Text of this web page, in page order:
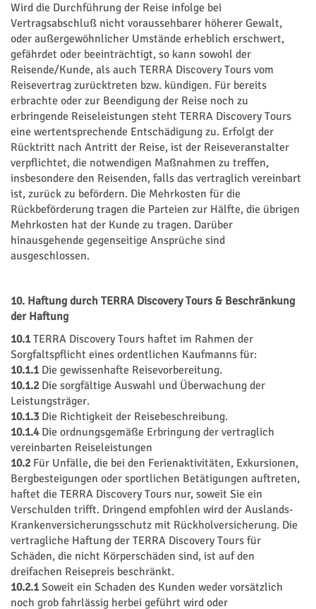
Wird die Durchführung der Reise infolge bei
Vertragsabschluß nicht voraussehbarer höherer Gewalt,
oder au­ßer­ge­wöhn­li­cher Umstände er­heb­lich erschwert,
gefährdet oder beeinträchtigt, so kann sowohl der
Reisende/Kunde, als auch TERRA Discovery Tours vom
Reisevertrag zurücktreten bzw. kündigen. Für bereits
erbrachte oder zur Beendigung der Reise noch zu
erbringende Reiseleistungen steht TERRA Discovery Tours
eine wertentsprechende Entschädigung zu. Erfolgt der
Rücktritt nach Antritt der Reise, ist der Reiseveranstalter
verpflichtet, die notwendigen Maßnahmen zu treffen,
insbesondere den Reisenden, falls das vertraglich vereinbart
ist, zurück zu befördern. Die Mehrkosten für die
Rückbeförderung tragen die Parteien zur Hälfte, die übrigen
Mehrkosten hat der Kunde zu tragen. Darüber
hinausgehende gegenseitige Ansprüche sind
ausgeschlossen.
10. Haftung durch TERRA Discovery Tours & Beschränkung
der Haftung
10.1TERRA Discovery Tours haftet im Rahmen der
Sorgfaltspflicht eines ordentlichen Kaufmanns für:
10.1.1Die gewissenhafte Reisevorbereitung.
10.1.2Die sorgfältige Auswahl und Überwachung der
Leistungsträger.
10.1.3Die Richtigkeit der Reisebeschreibung.
10.1.4Die ordnungsgemäße Erbringung der vertraglich
vereinbarten Reiseleistungen
10.2Für Unfälle, die bei den Ferienaktivitäten, Ex­kur­sio­nen,
Bergbesteigungen oder sportlichen Betätigungen auftreten,
haftet die TERRA Discovery Tours nur, soweit Sie ein
Verschulden trifft. Dringend empfohlen wird der Auslands-
Krankenversicherungsschutz mit Rückholversicherung. Die
vertragliche Haftung der TERRA Discovery Tours für
Schäden, die nicht Körperschäden sind, ist auf den
dreifachen Reisepreis beschränkt.
10.2.1Soweit ein Schaden des Kunden weder vorsätzlich
noch grob fahrlässig herbei geführt wird oder